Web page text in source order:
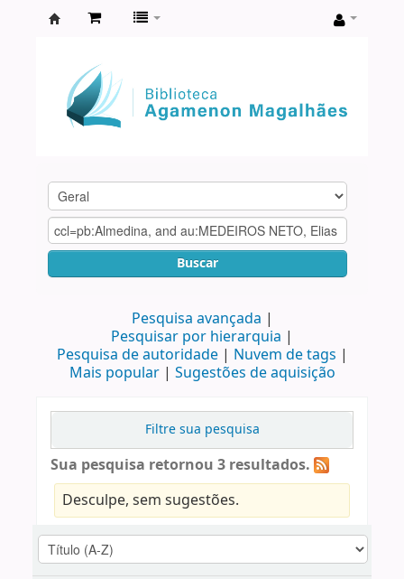
Agamenon
Magalhães
Buscar
Pesquisa avançada
Pesquisar por hierarquia
Pesquisa de autoridade
Nuvem de tags
Mais popular
Sugestões de aquisição
Filtre sua pesquisa
Sua pesquisa retornou 3 resultados.
Desculpe, sem sugestões.